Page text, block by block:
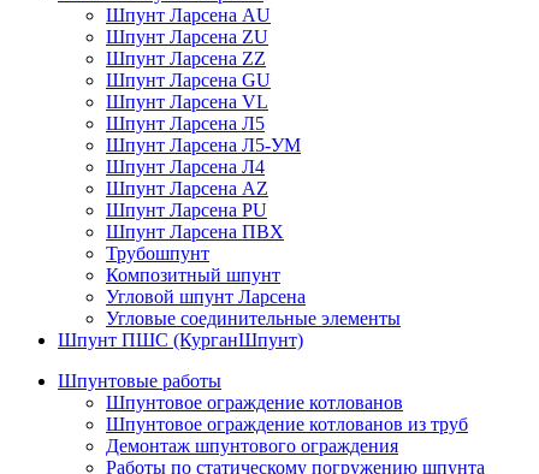
Шпунт Ларсена AU
Шпунт Ларсена ZU
Шпунт Ларсена ZZ
Шпунт Ларсена GU
Шпунт Ларсена VL
Шпунт Ларсена Л5
Шпунт Ларсена Л5-УМ
Шпунт Ларсена Л4
Шпунт Ларсена AZ
Шпунт Ларсена PU
Шпунт Ларсена ПВХ
Трубошпунт
Композитный шпунт
Угловой шпунт Ларсена
Угловые соединительные элементы
Шпунт ПШС (КурганШпунт)
Шпунтовые работы
Шпунтовое ограждение котлованов
Шпунтовое ограждение котлованов из труб
Демонтаж шпунтового ограждения
Работы по статическому погружению шпунта